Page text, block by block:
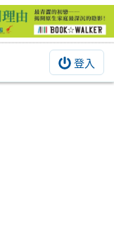
登入